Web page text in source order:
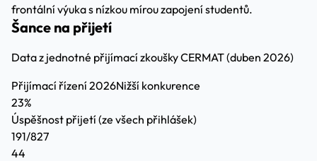
frontální výuka s nízkou mírou zapojení studentů.
Šance na přijetí
Data z jednotné přijímací zkoušky CERMAT (duben 2026)
Přijímací řízení 2026Nižší konkurence
23%
Úspěšnost přijetí(ze všech přihlášek)
191/827
44